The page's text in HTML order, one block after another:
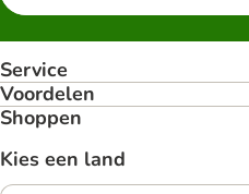
Service
Voordelen
Shoppen
Kies een land